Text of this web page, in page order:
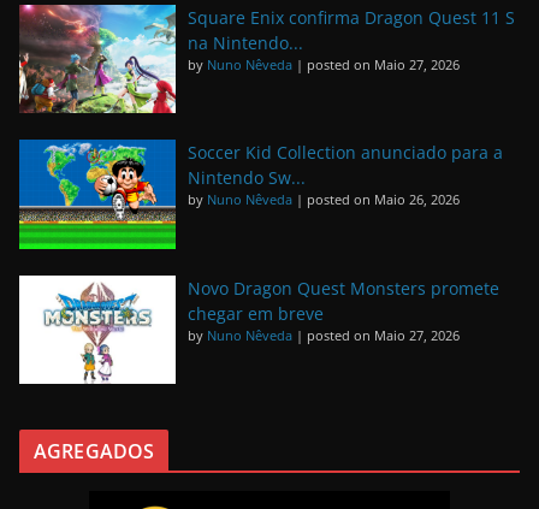
Square Enix confirma Dragon Quest 11 S
na Nintendo...
by Nuno Nêveda | posted on Maio 27, 2026
Soccer Kid Collection anunciado para a
Nintendo Sw...
by Nuno Nêveda | posted on Maio 26, 2026
Novo Dragon Quest Monsters promete
chegar em breve
by Nuno Nêveda | posted on Maio 27, 2026
AGREGADOS